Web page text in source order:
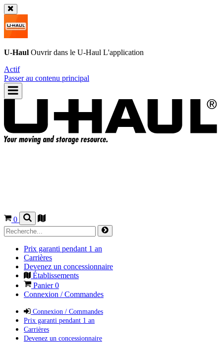
U-Haul Ouvrir dans le U-Haul L'application
Actif
Passer au contenu principal
0
Prix garanti pendant 1 an
Carrières
Devenez un concessionnaire
Établissements
Panier0
Connexion / Commandes
Connexion / Commandes
Prix garanti pendant 1 an
Carrières
Devenez un concessionnaire